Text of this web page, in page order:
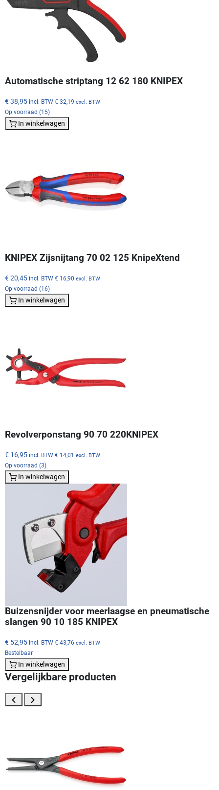
Automatische striptang 12 62 180 KNIPEX
€ 38,95 incl. BTW € 32,19 excl. BTW
Op voorraad (15)
In winkelwagen
KNIPEX Zijsnijtang 70 02 125 KnipeXtend
€ 20,45 incl. BTW € 16,90 excl. BTW
Op voorraad (16)
In winkelwagen
Revolverponstang 90 70 220KNIPEX
€ 16,95 incl. BTW € 14,01 excl. BTW
Op voorraad (3)
In winkelwagen
Buizensnijder voor meerlaagse en pneumatische
slangen 90 10 185 KNIPEX
€ 52,95 incl. BTW € 43,76 excl. BTW
Bestelbaar
In winkelwagen
Vergelijkbare producten